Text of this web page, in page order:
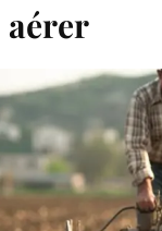
aérer